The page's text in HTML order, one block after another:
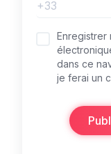
+33
Enregistrer
dans ce
je ferai un